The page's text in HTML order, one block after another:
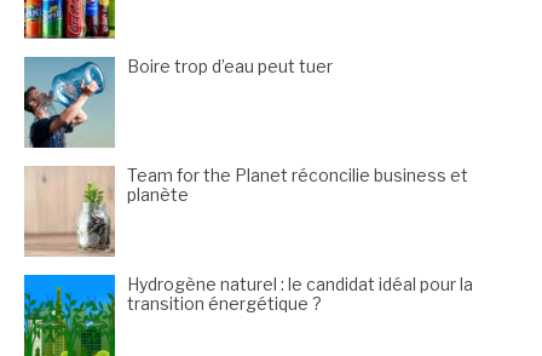
Boire trop d’eau peut tuer
Team for the Planet réconcilie business et
planète
Hydrogène naturel : le candidat idéal pour la
transition énergétique ?